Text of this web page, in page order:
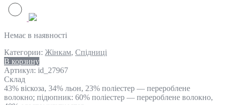
Немає в наявності
Категории: Жінкам, Спідниці
В корзину
Артикул: id_27967
Склад
43% віскоза, 34% льон, 23% поліестер — перероблене
волокно; підюпник: 60% поліестер — перероблене волокно,